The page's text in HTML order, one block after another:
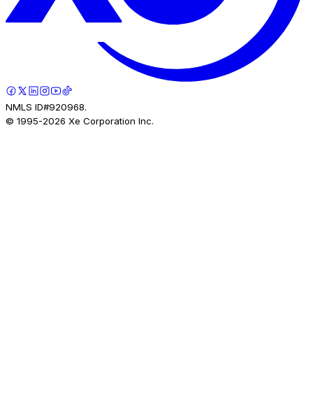
NMLS ID#920968.
© 1995-2026 Xe Corporation Inc.